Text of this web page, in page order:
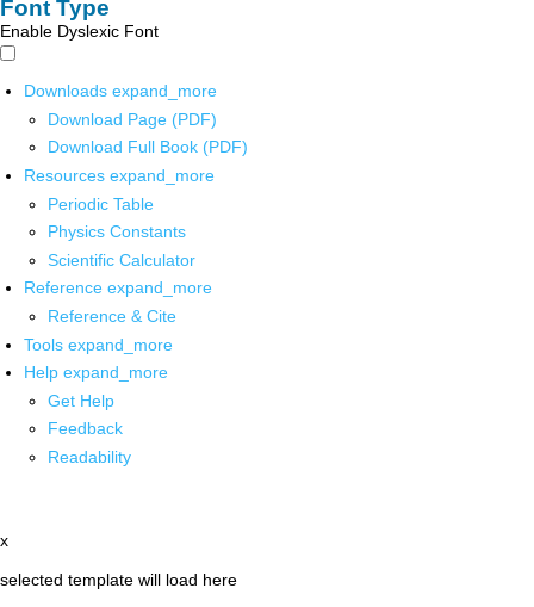
Font Type
Enable Dyslexic Font
Downloads expand_more
Download Page (PDF)
Download Full Book (PDF)
Resources expand_more
Periodic Table
Physics Constants
Scientific Calculator
Reference expand_more
Reference & Cite
Tools expand_more
Help expand_more
Get Help
Feedback
Readability
x
selected template will load here